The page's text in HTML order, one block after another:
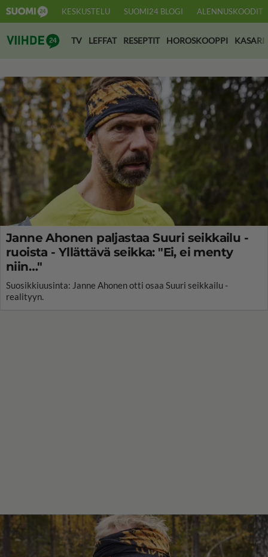
KESKUSTELU SUOMI24 BLOGI ALENNUSKOODIT
Suomi24 Viihde
TV LEFFAT RESEPTIT HOROSKOOPPI KASARI
Janne Ahonen paljastaa Suuri seikkailu -
ruoista - Yllättävä seikka: "Ei, ei menty
niin…"
Suosikkiuusinta: Janne Ahonen otti osaa Suuri seikkailu -
realityyn.